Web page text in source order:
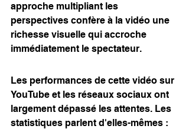
approche multipliant les
perspectives confère à la vidéo une
richesse visuelle qui accroche
immédiatement le spectateur.
Les performances de cette vidéo sur
YouTube et les réseaux sociaux ont
largement dépassé les attentes. Les
statistiques parlent d'elles-mêmes :